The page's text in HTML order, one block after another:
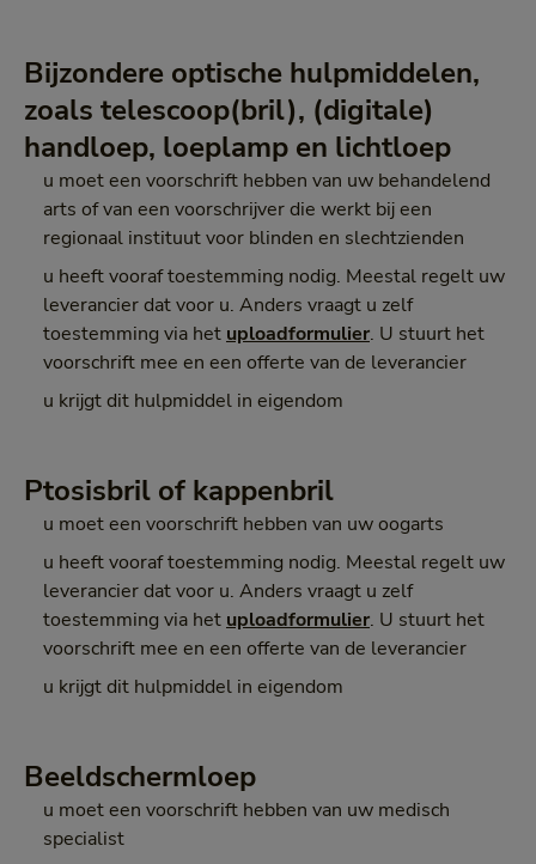
Bijzondere optische hulpmiddelen,
zoals telescoop(bril), (digitale)
handloep, loeplamp en lichtloep
u moet een voorschrift hebben van uw behandelend
arts of van een voorschrijver die werkt bij een
regionaal instituut voor blinden en slechtzienden
u heeft vooraf toestemming nodig. Meestal regelt uw
leverancier dat voor u. Anders vraagt u zelf
toestemming via het uploadformulier. U stuurt het
voorschrift mee en een offerte van de leverancier
u krijgt dit hulpmiddel in eigendom
Ptosisbril of kappenbril
u moet een voorschrift hebben van uw oogarts
u heeft vooraf toestemming nodig. Meestal regelt uw
leverancier dat voor u. Anders vraagt u zelf
toestemming via het uploadformulier. U stuurt het
voorschrift mee en een offerte van de leverancier
u krijgt dit hulpmiddel in eigendom
Beeldschermloep
u moet een voorschrift hebben van uw medisch
specialist